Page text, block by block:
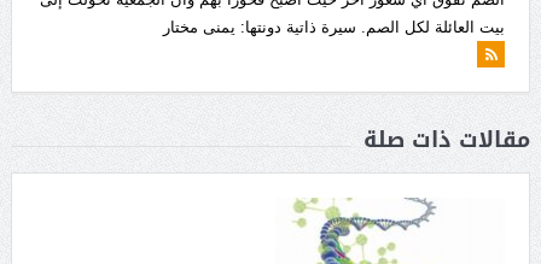
بيت العائلة لكل الصم. سيرة ذاتية دونتها: يمنى مختار
مقالات ذات صلة